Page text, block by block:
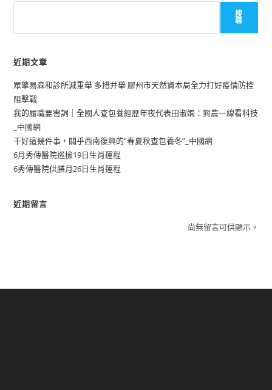
搜
尋
近期文章
眾擎易森和診所減重舉 多措并舉 膠州市天然資本局全力打好疫情防控
阻擊戰
我的履職要害詞｜全國人查包養經歷年夜代表田淑嫻：興農一線看科技
_中國網
干好這幾件事，關乎西南復興的“春夏秋查包養冬”_中國網
6月秀傳醫院巡檢19日生肖運程
6秀傳醫院供膳月26日生肖運程
近期留言
尚無留言可供顯示。